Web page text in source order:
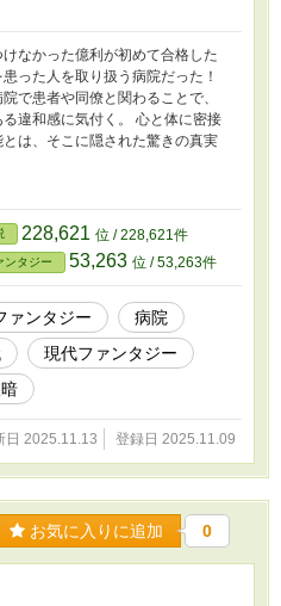
なかった億利が初めて合格した
った人を取り扱う病院だった！
で患者や同僚と関わることで、
る違和感に気付く。 心と体に密接
とは、そこに隠された驚きの真実
228,621 位 / 228,621件
ンタジー 53,263 位 / 53,263件
ァンタジー
病院
現代ファンタジー
日 2025.11.13 登録日 2025.11.09
お気に入りに追加 0